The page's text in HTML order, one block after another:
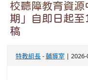
校聽障教育資
期」自即日起
稿
特教組長-輔導室 |